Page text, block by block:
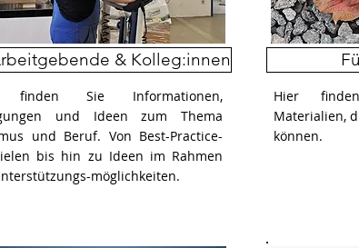
& Kolleg:innen
finden Sie Informationen,
und Ideen zum Thema
und Beruf. Von Best-Practice-
bis hin zu Ideen im Rahmen
möglichkeiten.
Hier
Materialien,
können.